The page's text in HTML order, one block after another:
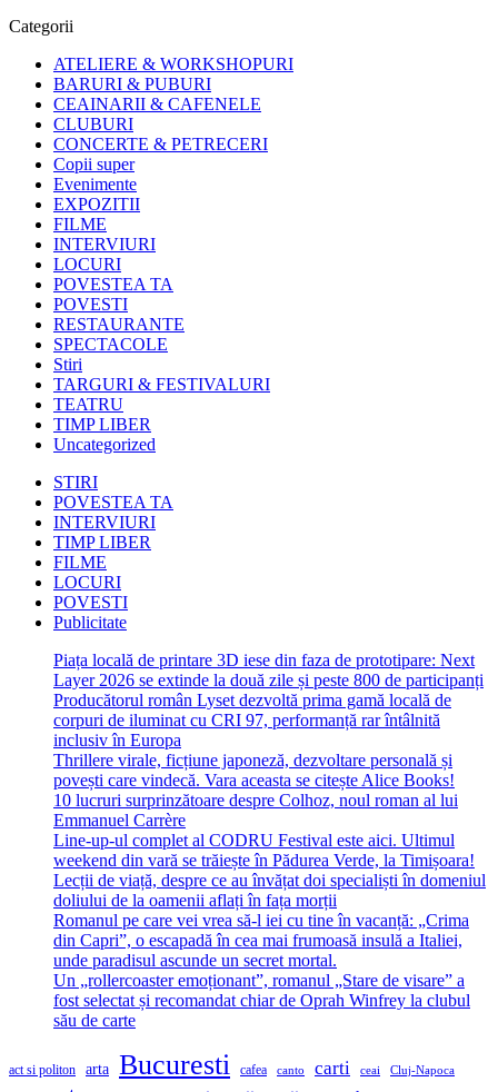
Categorii
ATELIERE & WORKSHOPURI
BARURI & PUBURI
CEAINARII & CAFENELE
CLUBURI
CONCERTE & PETRECERI
Copii super
Evenimente
EXPOZITII
FILME
INTERVIURI
LOCURI
POVESTEA TA
POVESTI
RESTAURANTE
SPECTACOLE
Stiri
TARGURI & FESTIVALURI
TEATRU
TIMP LIBER
Uncategorized
STIRI
POVESTEA TA
INTERVIURI
TIMP LIBER
FILME
LOCURI
POVESTI
Publicitate
Piața locală de printare 3D iese din faza de prototipare: Next
Layer 2026 se extinde la două zile și peste 800 de participanți
Producătorul român Lyset dezvoltă prima gamă locală de
corpuri de iluminat cu CRI 97, performanță rar întâlnită
inclusiv în Europa
Thrillere virale, ficțiune japoneză, dezvoltare personală și
povești care vindecă. Vara aceasta se citește Alice Books!
10 lucruri surprinzătoare despre Colhoz, noul roman al lui
Emmanuel Carrère
Line-up-ul complet al CODRU Festival este aici. Ultimul
weekend din vară se trăiește în Pădurea Verde, la Timișoara!
Lecții de viață, despre ce au învățat doi specialiști în domeniul
doliului de la oamenii aflați în fața morții
Romanul pe care vei vrea să-l iei cu tine în vacanță: „Crima
din Capri”, o escapadă în cea mai frumoasă insulă a Italiei,
unde paradisul ascunde un secret mortal.
Un „rollercoaster emoționant”, romanul „Stare de visare” a
fost selectat și recomandat chiar de Oprah Winfrey la clubul
său de carte
act si politon arta Bucuresti cafea canto carti ceai Cluj-Napoca